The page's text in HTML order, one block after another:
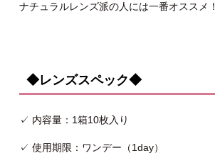
ナチュラルレンズ派の人には一番オススメ！
◆レンズスペック◆
✓ 内容量：1箱10枚入り
✓ 使用期限：ワンデー（1day）